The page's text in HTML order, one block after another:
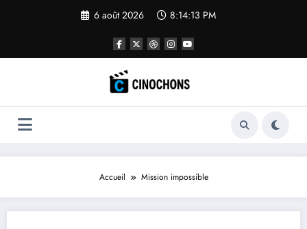
6 août 2026 8:14:14 PM
Accueil Mission impossible